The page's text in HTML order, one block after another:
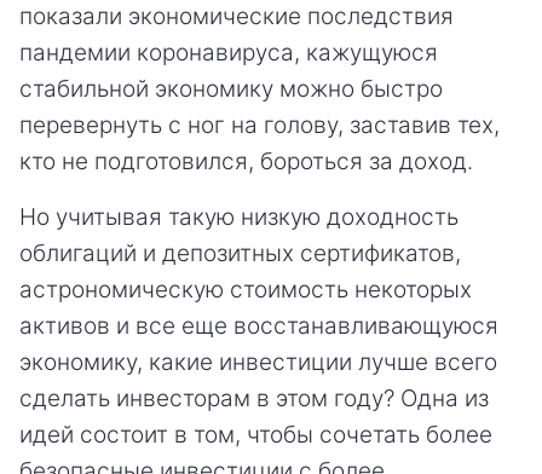
показали экономические последствия
пандемии коронавируса, кажущуюся
стабильной экономику можно быстро
перевернуть с ног на голову, заставив тех,
кто не подготовился, бороться за доход.
Но учитывая такую низкую доходность
облигаций и депозитных сертификатов,
астрономическую стоимость некоторых
активов и все еще восстанавливающуюся
экономику, какие инвестиции лучше всего
сделать инвесторам в этом году? Одна из
идей состоит в том, чтобы сочетать более